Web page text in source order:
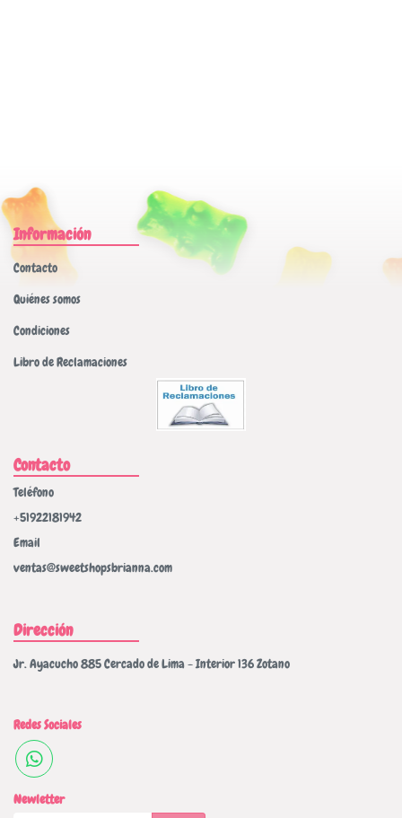
Información
Contacto
Quiénes somos
Condiciones
Libro de Reclamaciones
Contacto
Teléfono
+51922181942
Email
ventas@sweetshopsbrianna.com
Dirección
Jr. Ayacucho 885 Cercado de Lima - Interior 136 Zotano
Redes Sociales
Newletter